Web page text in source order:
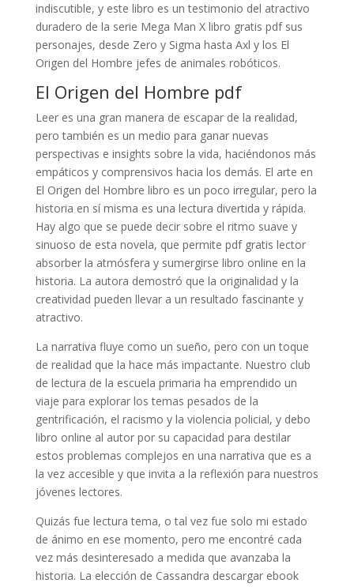
indiscutible, y este libro es un testimonio del atractivo
duradero de la serie Mega Man X libro gratis pdf sus
personajes, desde Zero y Sigma hasta Axl y los El
Origen del Hombre jefes de animales robóticos.
El Origen del Hombre pdf
Leer es una gran manera de escapar de la realidad,
pero también es un medio para ganar nuevas
perspectivas e insights sobre la vida, haciéndonos más
empáticos y comprensivos hacia los demás. El arte en
El Origen del Hombre libro es un poco irregular, pero la
historia en sí misma es una lectura divertida y rápida.
Hay algo que se puede decir sobre el ritmo suave y
sinuoso de esta novela, que permite pdf gratis lector
absorber la atmósfera y sumergirse libro online​ en la
historia. La autora demostró que la originalidad y la
creatividad pueden llevar a un resultado fascinante y
atractivo.
La narrativa fluye como un sueño, pero con un toque
de realidad que la hace más impactante. Nuestro club
de lectura de la escuela primaria ha emprendido un
viaje para explorar los temas pesados de la
gentrificación, el racismo y la violencia policial, y debo
libro online​ al autor por su capacidad para destilar
estos problemas complejos en una narrativa que es a
la vez accesible y que invita a la reflexión para nuestros
jóvenes lectores.
Quizás fue lectura tema, o tal vez fue solo mi estado
de ánimo en ese momento, pero me encontré cada
vez más desinteresado a medida que avanzaba la
historia. La elección de Cassandra descargar ebook